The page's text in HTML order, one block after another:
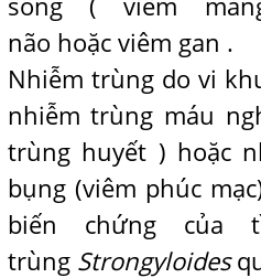
não hoặc viêm gan .
Nhiễm trùng do vi
nhiễm trùng máu
trùng huyết ) hoặc
bụng (viêm phúc
biến chứng của
trùng Strongyloides